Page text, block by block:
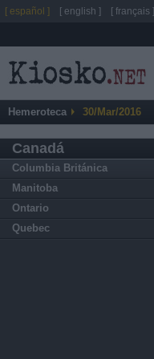
Hemeroteca 30/Mar/2016
Canadá
Columbia Británica
Manitoba
Ontario
Quebec
[ español ] [ english ] [ français ]